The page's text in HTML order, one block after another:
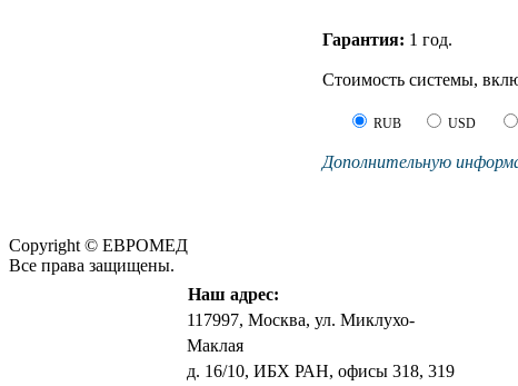
Гарантия: 1 год.
Стоимость системы,
RUB USD
Дополнительную
Copyright © ЕВРОМЕД
Все права защищены.
Наш адрес:
117997, Москва, ул. Миклухо-
Маклая
д. 16/10, ИБХ РАН, офисы 318, 319